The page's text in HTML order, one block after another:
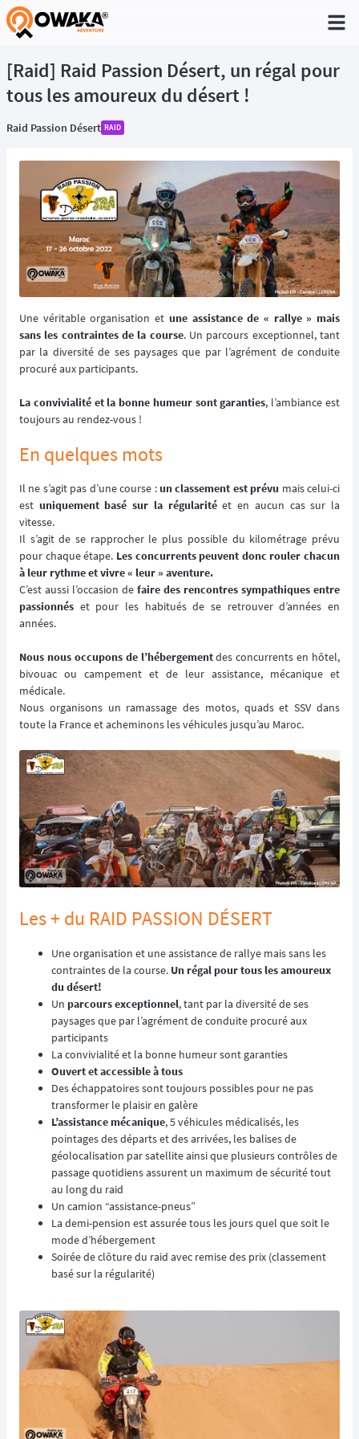
®
[Raid] Raid Passion Désert, un régal pour
tous les amoureux du désert !
Raid Passion Désert RAID
Une véritable organisation et une assistance de « rallye » mais
sans les contraintes de la course. Un parcours exceptionnel, tant
par la diversité de ses paysages que par l’agrément de conduite
procuré aux participants.
La convivialité et la bonne humeur sont garanties, l’ambiance est
toujours au rendez-vous !
En quelques mots
Il ne s’agit pas d’une course :un classement est prévu mais celui-ci
est uniquement basé sur la régularitéet en aucun cas sur la
vitesse.
Il s’agit de se rapprocher le plus possible du kilométrage prévu
pour chaque étape. Les concurrents peuvent donc rouler chacun
à leur rythme et vivre « leur » aventure.
C’est aussi l’occasion de faire des rencontres sympathiques entre
passionnés et pour les habitués de se retrouver d’années en
années.
Nous nous occupons de l’hébergementdes concurrents en hôtel,
bivouac ou campement et de leur assistance, mécanique et
médicale.
Nous organisons un ramassage des motos, quads et SSV dans
toute la France et acheminons les véhicules jusqu’au Maroc.
Les + du RAID PASSION DÉSERT
Une organisation et une assistance de rallye mais sans les
contraintes de la course. Un régal pour tous les amoureux
du désert!
Un parcours exceptionnel, tant par la diversité de ses
paysages que par l’agrément de conduite procuré aux
participants
La convivialité et la bonne humeur sont garanties
Ouvert et accessible à tous
Des échappatoires sont toujours possibles pour ne pas
transformer le plaisir en galère
L’assistance mécanique, 5 véhicules médicalisés, les
pointages des départs et des arrivées, les balises de
géolocalisation par satellite ainsi que plusieurs contrôles de
passage quotidiens assurent un maximum de sécurité tout
au long du raid
Un camion “assistance-pneus”
La demi-pension est assurée tous les jours quel que soit le
mode d’hébergement
Soirée de clôture du raid avec remise des prix (classement
basé sur la régularité)